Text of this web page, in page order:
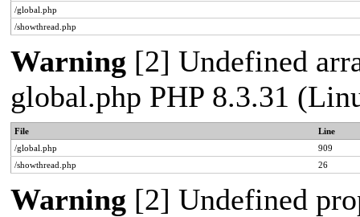
/global.php
/showthread.php
Warning [2] Undefined
global.php PHP 8.3.31
File
Line
/global.php
909
/showthread.php
26
Warning [2] Undefined